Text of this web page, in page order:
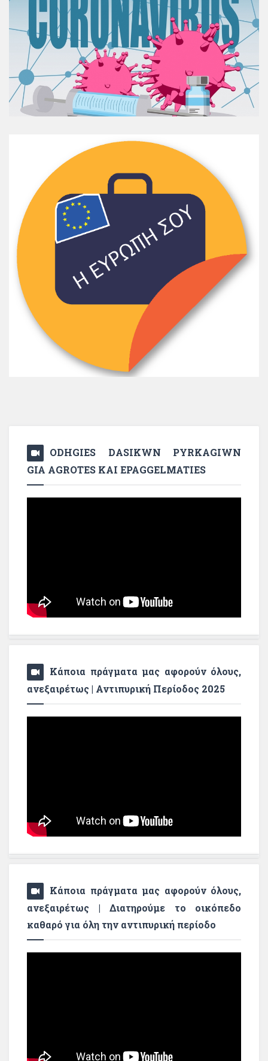
ODHGIES DASIKWN PYRKAGIWN
GIA AGROTES KAI EPAGGELMATIES
Κάποια πράγματα μας αφορούν όλους,
ανεξαιρέτως | Αντιπυρική Περίοδος 2025
Κάποια πράγματα μας αφορούν όλους,
ανεξαιρέτως | Διατηρούμε το οικόπεδο
καθαρό για όλη την αντιπυρική περίοδο